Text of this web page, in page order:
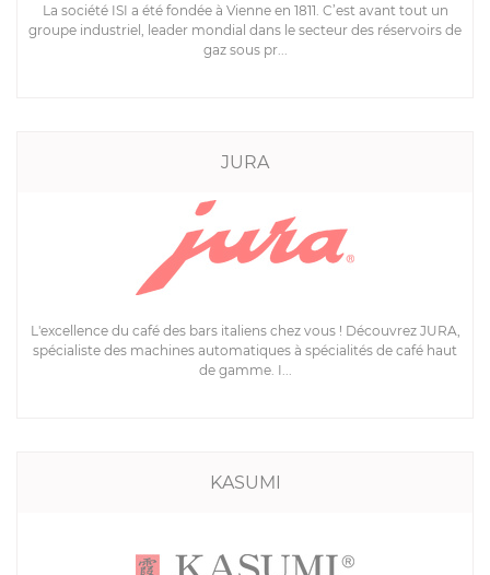
La société ISI a été fondée à Vienne en 1811. C’est avant tout un
groupe industriel, leader mondial dans le secteur des réservoirs de
gaz sous pr...
JURA
L'excellence du café des bars italiens chez vous ! Découvrez JURA,
spécialiste des machines automatiques à spécialités de café haut
de gamme. I...
KASUMI